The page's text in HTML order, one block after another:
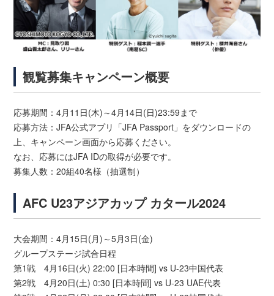
観覧募集キャンペーン概要
応募期間：4月11日(木)～4月14日(日)23:59まで
応募方法：JFA公式アプリ「JFA Passport」をダウンロードの
上、キャンペーン画面から応募ください。
なお、応募にはJFA IDの取得が必要です。
募集人数：20組40名様（抽選制）
AFC U23アジアカップ カタール2024
大会期間：4月15日(月)～5月3日(金)
グループステージ試合日程
第1戦 4月16日(火) 22:00 [日本時間] vs U-23中国代表
第2戦 4月20日(土) 0:30 [日本時間] vs U-23 UAE代表